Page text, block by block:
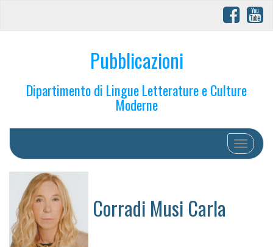
Pubblicazioni
Dipartimento di Lingue Letterature e Culture
Moderne
Toggle
Corradi Musi Carla